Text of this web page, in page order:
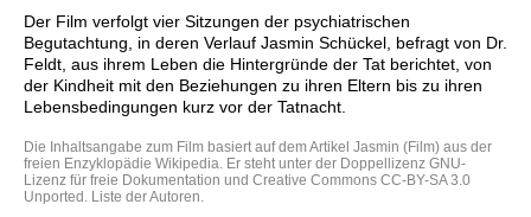
Der Film verfolgt vier Sitzungen der psychiatrischen
Begutachtung, in deren Verlauf Jasmin Schückel, befragt von Dr.
Feldt, aus ihrem Leben die Hintergründe der Tat berichtet, von
der Kindheit mit den Beziehungen zu ihren Eltern bis zu ihren
Lebensbedingungen kurz vor der Tatnacht.
Die Inhaltsangabe zum Film basiert auf dem Artikel Jasmin (Film) aus der
freien Enzyklopädie Wikipedia. Er steht unter der Doppellizenz GNU-
Lizenz für freie Dokumentation und Creative Commons CC-BY-SA 3.0
Unported . Liste der Autoren.